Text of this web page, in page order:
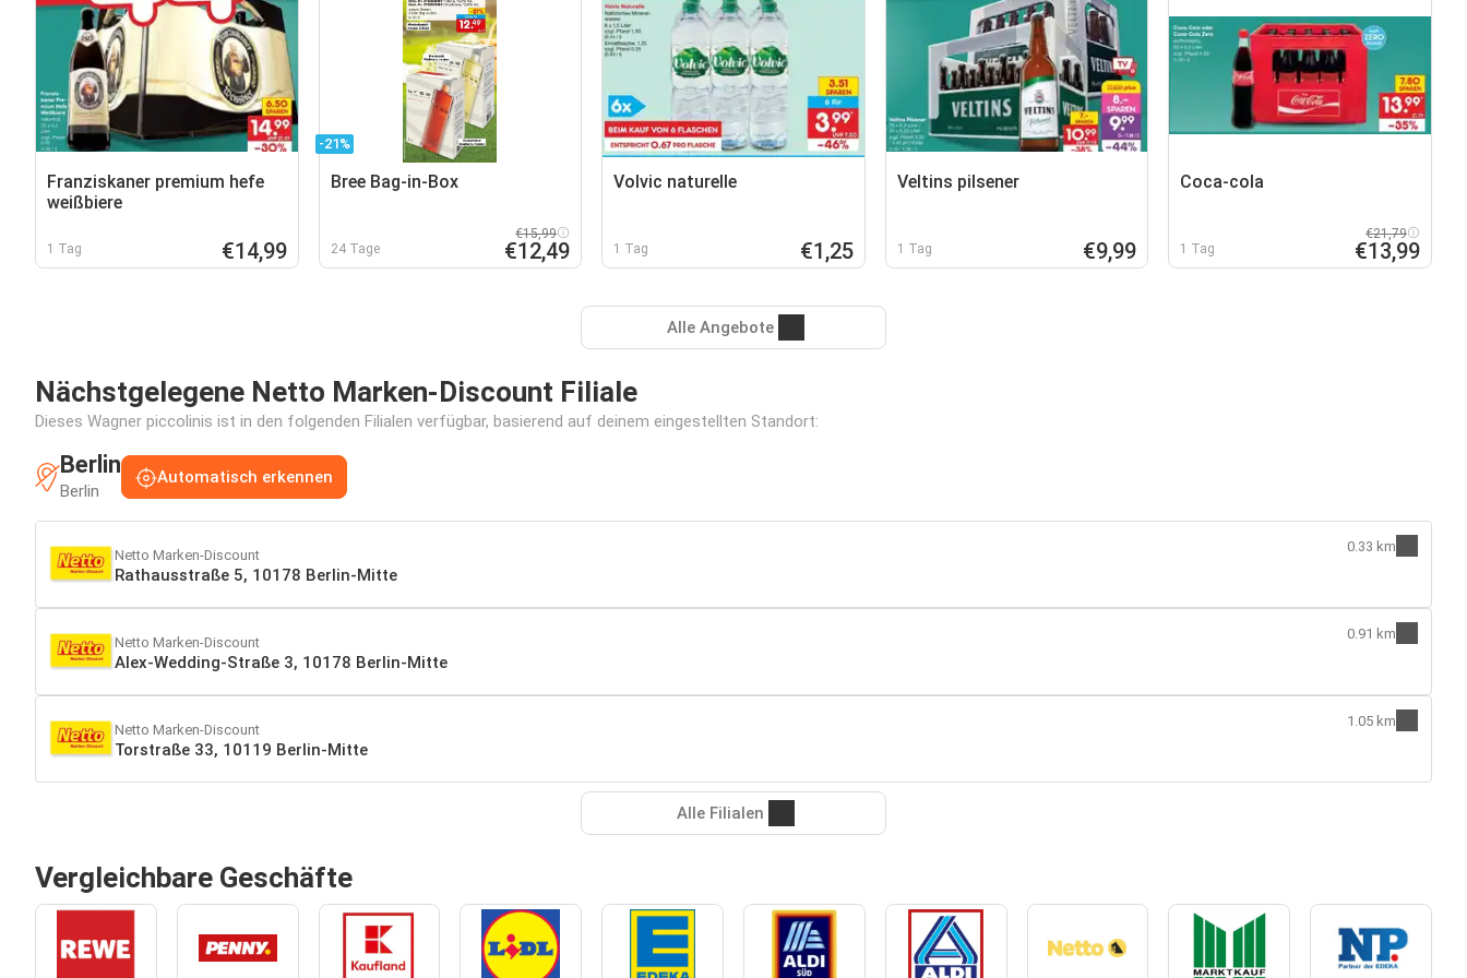
Franziskaner premium hefe
weißbiere
1 Tag €14,99
-21%
Bree Bag-in-Box
24 Tage
€15,99
€12,49
Volvic naturelle
1 Tag €1,25
Veltins pilsener
1 Tag €9,99
Coca-cola
1 Tag
€21,79
€13,99
Alle Angebote
Nächstgelegene Netto Marken-Discount Filiale
Dieses Wagner piccolinis ist in den folgenden Filialen verfügbar, basierend auf deinem eingestellten Standort:
Berlin
Berlin
Automatisch erkennen
Netto Marken-Discount
Rathausstraße 5, 10178 Berlin-Mitte
0.33 km
Netto Marken-Discount
Alex-Wedding-Straße 3, 10178 Berlin-Mitte
0.91 km
Netto Marken-Discount
Torstraße 33, 10119 Berlin-Mitte
1.05 km
Alle Filialen
Vergleichbare Geschäfte